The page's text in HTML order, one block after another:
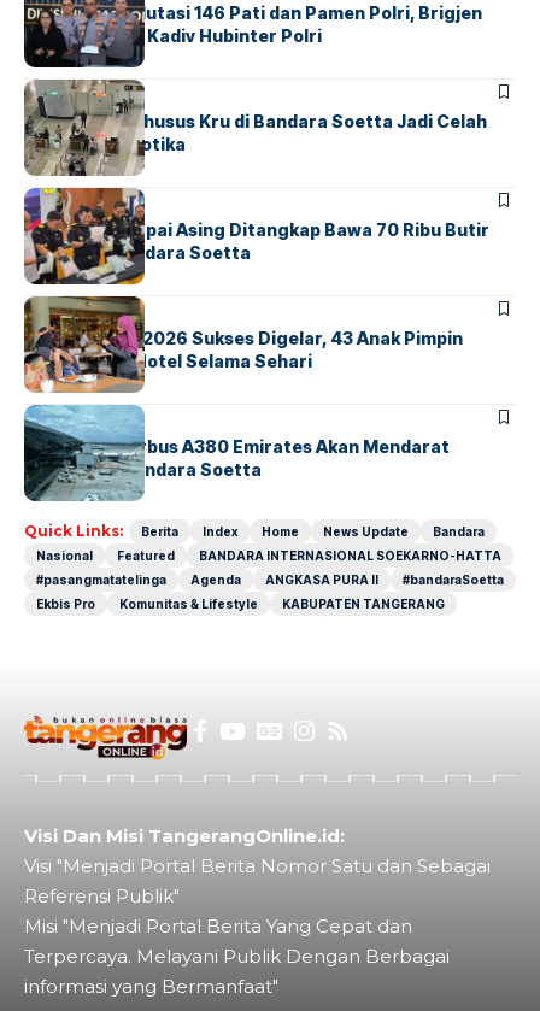
Mabes Polri Mutasi 146 Pati dan Pamen Polri, Brigjen
Untung Jabat Kadiv Hubinter Polri
BANDARABERITA
Ketika Jalur Khusus Kru di Bandara Soetta Jadi Celah
Sindikat Narkotika
BANDARA BERITA
Kopilot Maskapai Asing Ditangkap Bawa 70 Ribu Butir
Ekstasi di Bandara Soetta
BERITAINDEX
GM For A Day 2026 Sukses Digelar, 43 Anak Pimpin
Operasional Hotel Selama Sehari
BANDARA BERITA
8 Agustus, Airbus A380 Emirates Akan Mendarat
Perdana di Bandara Soetta
Quick Links: Berita Index Home News Update
Bandara
Nasional
Featured
BANDARA INTERNASIONAL SOEKARNO-HATTA
#pasangmatatelinga
Agenda ANGKASA PURA II
#bandaraSoetta
Ekbis Pro
Komunitas & Lifestyle KABUPATEN TANGERANG
Visi Dan Misi TangerangOnline.id:
Visi "Menjadi Portal Berita Nomor Satu dan Sebagai
Referensi Publik"
Misi "Menjadi Portal Berita Yang Cepat dan
Terpercaya. Melayani Publik Dengan Berbagai
informasi yang Bermanfaat"